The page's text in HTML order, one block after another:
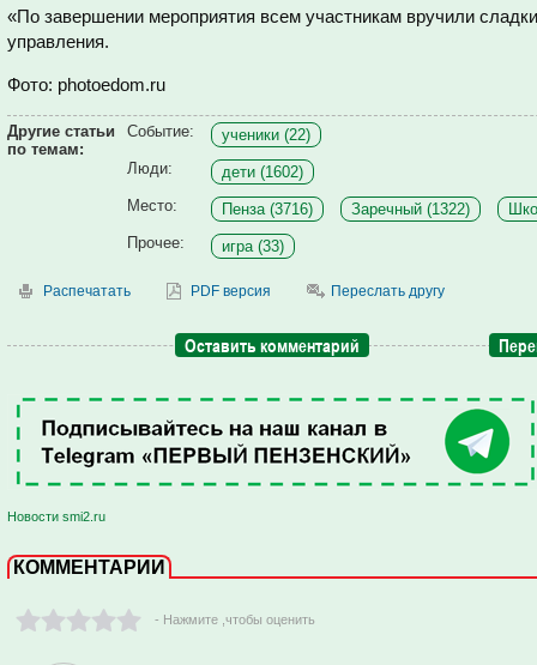
«По завершении мероприятия всем участникам вручили
управления.
Фото: photoedom.ru
Другие статьи
по темам:
Событие:
ученики (22)
Люди:
дети (1602)
Место:
Пенза (3716) Заречный (1322)
Прочее:
игра (33)
Распечатать PDF версия Переслать другу
Оставить комментарий
Новости smi2.ru
КОММЕНТАРИИ
- Нажмите ,чтобы оценить